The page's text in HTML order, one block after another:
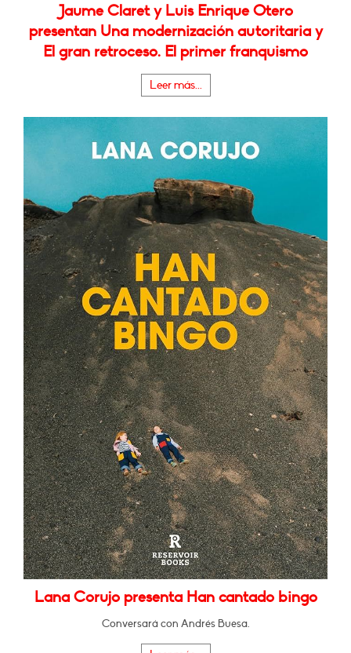
Jaume Claret y Luis Enrique Otero
presentan Una modernización autoritaria y
El gran retroceso. El primer franquismo
Leer más...
Lana Corujo presenta Han cantado bingo
Conversará con Andrés Buesa.